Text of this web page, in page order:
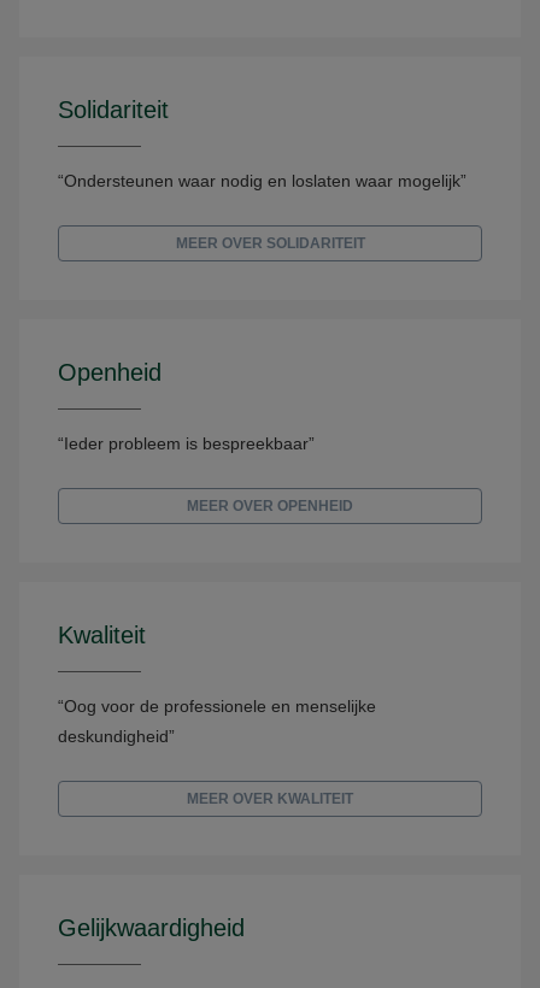
Solidariteit
“Ondersteunen waar nodig en loslaten waar mogelijk”
MEER OVER SOLIDARITEIT
Openheid
“Ieder probleem is bespreekbaar”
MEER OVER OPENHEID
Kwaliteit
“Oog voor de professionele en menselijke
deskundigheid”
MEER OVER KWALITEIT
Gelijkwaardigheid